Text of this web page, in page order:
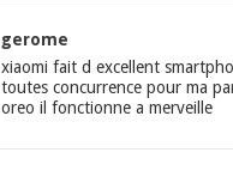
gerome
xiaomi fait d excellent
toutes concurrence pour ma
oreo il fonctionne a merveille